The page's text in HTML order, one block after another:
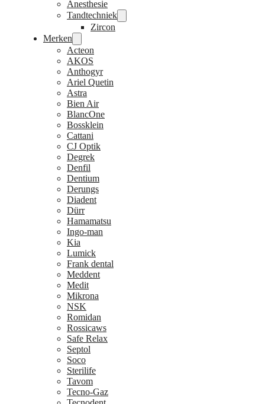
Anesthesie
Tandtechniek
Zircon
Merken
Acteon
AKOS
Anthogyr
Ariel Quetin
Astra
Bien Air
BlancOne
Bossklein
Cattani
CJ Optik
Degrek
Denfil
Dentium
Derungs
Diadent
Dürr
Hamamatsu
Ingo-man
Kia
Lumick
Frank dental
Meddent
Medit
Mikrona
NSK
Romidan
Rossicaws
Safe Relax
Septol
Soco
Sterilife
Tavom
Tecno-Gaz